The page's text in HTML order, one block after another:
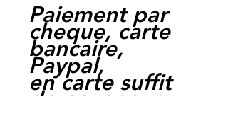
Paiement par
cheque, carte
bancaire,
Paypal,
en carte suffit
de payer sur